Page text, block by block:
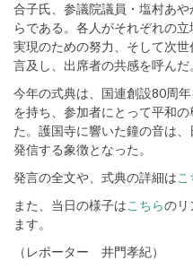
合子氏、参議院議員・塩村あ
らである。各人がそれぞれの
実現のための努力、そして次
言及し、出席者の共感を呼んだ
今年の式典は、国連創設80周
を持ち、参加者にとって平和
た。護国寺に響いた鐘の音は
発信する象徴となった。
発言の全文や、式典の詳細はこ
また、当日の様子はこちらのリ
ます。
（レポーター 井門孝紀）